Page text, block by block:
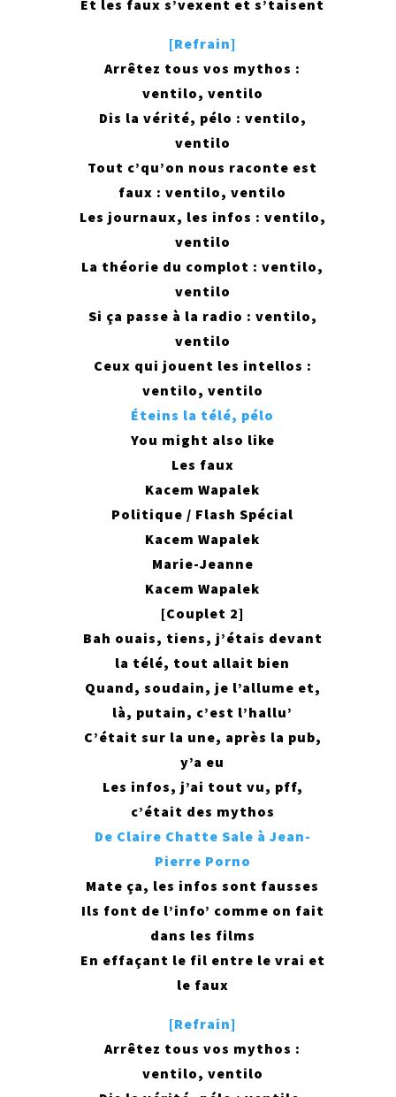
Et les faux s’vexent et s’taisent
[Refrain]
Arrêtez tous vos mythos :
ventilo, ventilo
Dis la vérité, pélo : ventilo,
ventilo
Tout c’qu’on nous raconte est
faux : ventilo, ventilo
Les journaux, les infos : ventilo,
ventilo
La théorie du complot : ventilo,
ventilo
Si ça passe à la radio : ventilo,
ventilo
Ceux qui jouent les intellos :
ventilo, ventilo
Éteins la télé, pélo
You might also like
Les faux
Kacem Wapalek
Politique / Flash Spécial
Kacem Wapalek
Marie-Jeanne
Kacem Wapalek
[Couplet 2]
Bah ouais, tiens, j’étais devant
la télé, tout allait bien
Quand, soudain, je l’allume et,
là, putain, c’est l’hallu’
C’était sur la une, après la pub,
y’a eu
Les infos, j’ai tout vu, pff,
c’était des mythos
De Claire Chatte Sale à Jean-
Pierre Porno
Mate ça, les infos sont fausses
Ils font de l’info’ comme on fait
dans les films
En effaçant le fil entre le vrai et
le faux
[Refrain]
Arrêtez tous vos mythos :
ventilo, ventilo